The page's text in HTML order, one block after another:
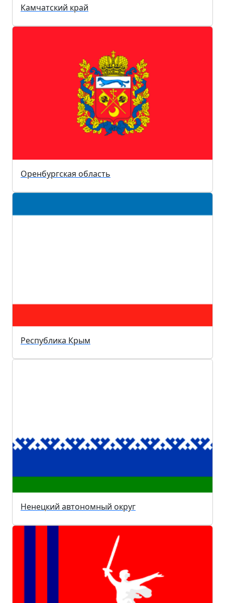
Камчатский край
Оренбургская область
Республика Крым
Ненецкий автономный округ